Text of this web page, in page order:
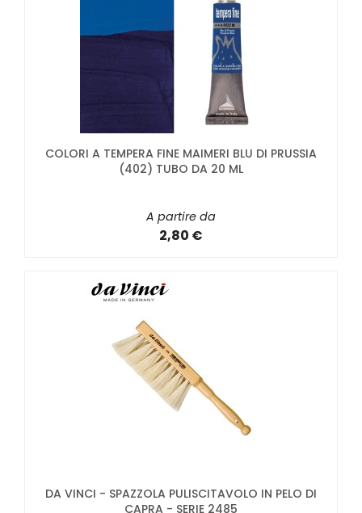
COLORI A TEMPERA FINE MAIMERI BLU DI PRUSSIA
(402) TUBO DA 20 ML
A partire da
2,80 €
DA VINCI - SPAZZOLA PULISCITAVOLO IN PELO DI
CAPRA - SERIE 2485